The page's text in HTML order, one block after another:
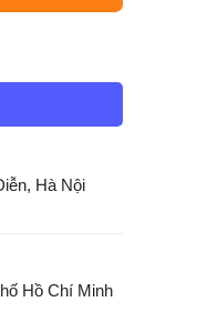
Hà Nội
Hồ Chí Minh